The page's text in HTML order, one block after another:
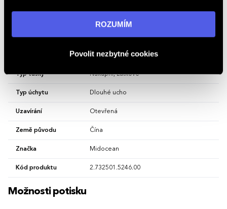
informací navštivte naši stránkuzásadách ochrany
ROZUMÍM
Povolit nezbytné cookies
Vlastnosti
Hlavní barva Krémově Modrá
bavlna
Typ tašky Nákupní, Látkové
Typ úchytu Dlouhé ucho
Uzavírání Otevřená
Země původu Čína
Značka Midocean
Kód produktu 2.732501.5246.00
Možnosti potisku